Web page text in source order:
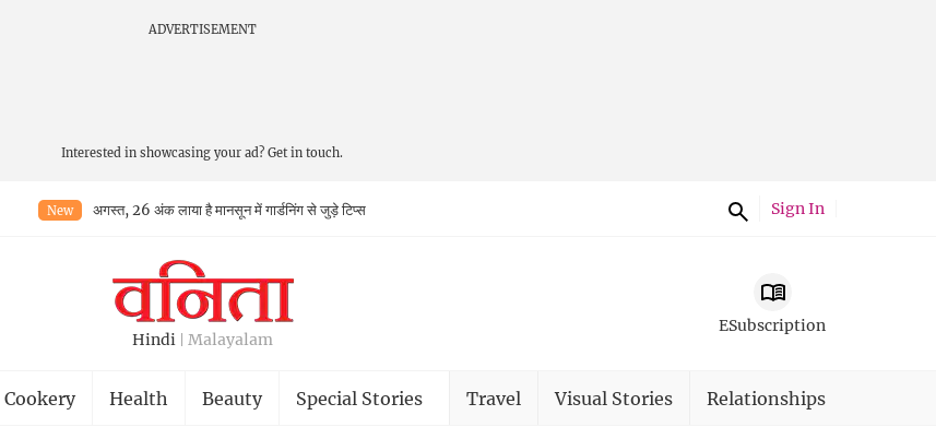
ADVERTISEMENT
Interested in showcasing your ad? Get in touch.
New अगस्त, 26 अंक लाया है मानसून में गार्डनिंग से जुड़े टिप्स Sign In
Hindi Malayalam
ESubscription
Cookery Health Beauty Special Stories Travel Visual Stories Relationships